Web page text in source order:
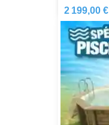
2 199,00 €